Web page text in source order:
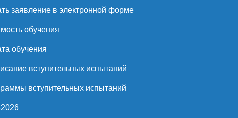
заявление в электронной форме
обучения
обучения
вступительных испытаний
вступительных испытаний